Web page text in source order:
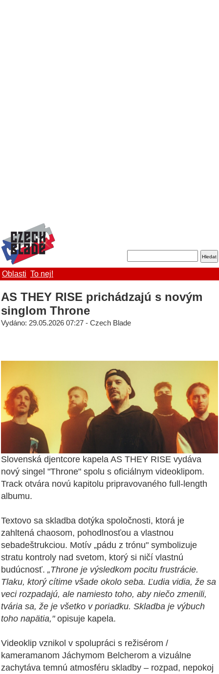
Oblasti To nej!
AS THEY RISE prichádzajú s novým
singlom Throne
Vydáno: 29.05.2026 07:27 - Czech Blade
Slovenská djentcore kapela AS THEY RISE vydáva
nový singel "Throne" spolu s oficiálnym videoklipom.
Track otvára novú kapitolu pripravovaného full-length
albumu.
Textovo sa skladba dotýka spoločnosti, ktorá je
zahltená chaosom, pohodlnosťou a vlastnou
sebadeštrukciou. Motív „pádu z trónu" symbolizuje
stratu kontroly nad svetom, ktorý si ničí vlastnú
budúcnosť. „Throne je výsledkom pocitu frustrácie.
Tlaku, ktorý cítime všade okolo seba. Ľudia vidia, že sa
veci rozpadajú, ale namiesto toho, aby niečo zmenili,
tvária sa, že je všetko v poriadku. Skladba je výbuch
toho napätia,"opisuje kapela.
Videoklip vznikol v spolupráci s režisérom /
kameramanom Jáchymom Belcherom a vizuálne
zachytáva temnú atmosféru skladby – rozpad, nepokoj